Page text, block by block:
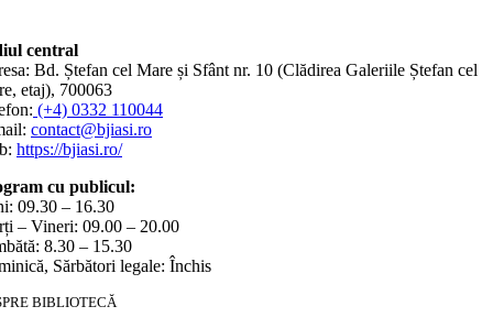
central
Bd. Ștefan cel Mare și Sfânt nr. 10 (Clădirea Galeriile Ștefan cel
etaj), 700063
(+4) 0332 110044
contact@bjiasi.ro
https://bjiasi.ro/
cu publicul:
09.30 – 16.30
– Vineri: 09.00 – 20.00
8.30 – 15.30
Sărbători legale: Închis
BIBLIOTECĂ